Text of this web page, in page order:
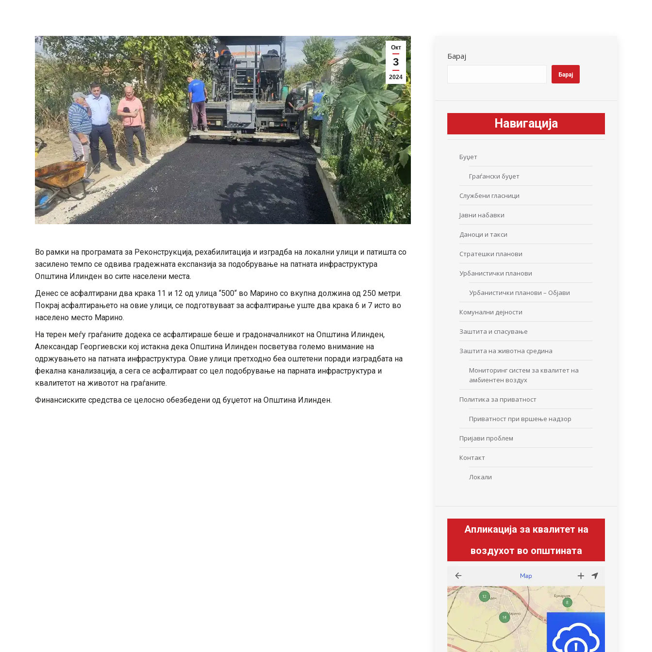
Окт
3
2024
Во рамки на програмата за Реконструкција, рехабилитација и изградба на локални улици и патишта со
засилено темпо се одвива градежната експанзија за подобрување на патната инфраструктура
Општина Илинден во сите населени места.
Денес се асфалтирани два крака 11 и 12 од улица “500“ во Марино со вкупна должина од 250 метри.
Покрај асфалтирањето на овие улици, се подготвуваат за асфалтирање уште два крака 6 и 7 исто во
населено место Марино.
На терен меѓу граѓаните додека се асфалтираше беше и градоначалникот на Општина Илинден,
Александар Георгиевски кој истакна дека Општина Илинден посветува големо внимание на
одржувањето на патната инфраструктура. Овие улици претходно беа оштетени поради изградбата на
фекална канализација, а сега се асфалтираат со цел подобрување на парната инфраструктура и
квалитетот на животот на граѓаните.
Финансиските средства се целосно обезбедени од буџетот на Општина Илинден.
Барај
Барај
Навигација
Буџет
Граѓански буџет
Службени гласници
Јавни набавки
Даноци и такси
Стратешки планови
Урбанистички планови
Урбанистички планови – Објави
Комунални дејности
Заштита и спасување
Заштита на животна средина
Мониторинг систем за квалитет на
амбиентен воздух
Политика за приватност
Приватност при вршење надзор
Пријави проблем
Контакт
Локали
Апликација за квалитет на
воздухот во општината